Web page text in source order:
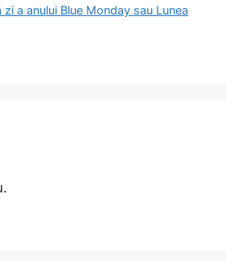
a anului Blue Monday sau Lunea